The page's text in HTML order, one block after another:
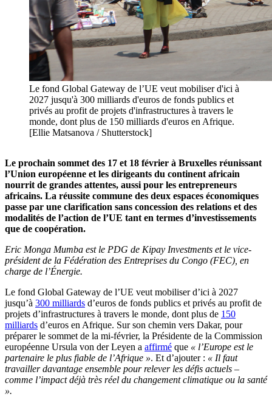
Le fond Global Gateway de l’UE veut mobiliser d'ici à
2027 jusqu'à 300 milliards d'euros de fonds publics et
privés au profit de projets d'infrastructures à travers le
monde, dont plus de 150 milliards d'euros en Afrique.
[Ellie Matsanova / Shutterstock]
Le prochain sommet des 17 et 18 février à Bruxelles réunissant
l’Union européenne et les dirigeants du continent africain
nourrit de grandes attentes, aussi pour les entrepreneurs
africains. La réussite commune des deux espaces économiques
passe par une clarification sans concession des relations et des
modalités de l’action de l’UE tant en termes d’investissements
que de coopération.
Eric Monga Mumba est le PDG de Kipay Investments et le vice-
président de la Fédération des Entreprises du Congo (FEC), en
charge de l’Énergie.
Le fond Global Gateway de l’UE veut mobiliser d’ici à 2027
jusqu’à 300 milliards d’euros de fonds publics et privés au profit de
projets d’infrastructures à travers le monde, dont plus de 150
milliards d’euros en Afrique. Sur son chemin vers Dakar, pour
préparer le sommet de la mi-février, la Présidente de la Commission
européenne Ursula von der Leyen a affirmé que « l’Europe est le
partenaire le plus fiable de l’Afrique ». Et d’ajouter : « Il faut
travailler davantage ensemble pour relever les défis actuels –
comme l’impact déjà très réel du changement climatique ou la santé
».